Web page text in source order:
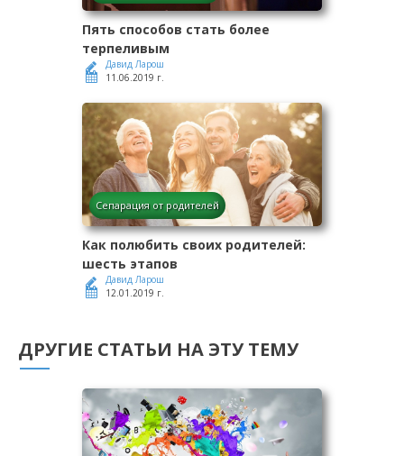
Пять способов стать более
терпеливым
Давид Ларош
11.06.2019 г.
Сепарация от родителей
Как полюбить своих родителей:
шесть этапов
Давид Ларош
12.01.2019 г.
ДРУГИЕ СТАТЬИ НА ЭТУ ТЕМУ